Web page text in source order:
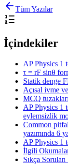
Tüm Yazılar
İçindekiler
AP Physics 1
τ = rF sinθ
Statik denge
Açısal ivme
MCQ
AP Physics 1
eylemsizlik
Common
yazımında 6
AP Physics 1
İlgili
Sıkça